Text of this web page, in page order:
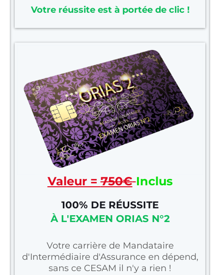
Votre réussite est à portée de clic !
100% DE RÉUSSITE
À L'EXAMEN ORIAS N°2
Votre carrière de Mandataire
d'Intermédiaire d'Assurance en dépend,
sans ce CESAM il n'y a rien !
Valeur =750€ Inclus